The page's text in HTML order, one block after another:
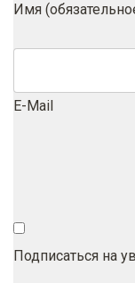
Имя
E-Mail
Подписаться на